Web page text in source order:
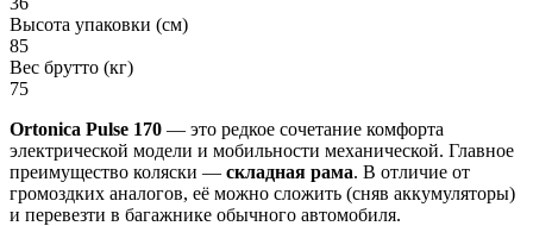
Высота упаковки (см)
85
Вес брутто (кг)
75
Ortonica Pulse 170 — это редкое сочетание комфорта
электрической модели и мобильности механической. Главное
преимущество коляски — складная рама. В отличие от
громоздких аналогов, её можно сложить (сняв аккумуляторы)
и перевезти в багажнике обычного автомобиля.